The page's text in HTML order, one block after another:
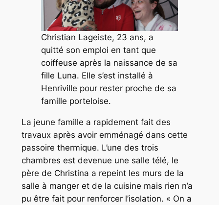
Christian Lageiste, 23 ans, a
quitté son emploi en tant que
coiffeuse après la naissance de sa
fille Luna. Elle s’est installé à
Henriville pour rester proche de sa
famille porteloise.
La jeune famille a rapidement fait des
travaux après avoir emménagé dans cette
passoire thermique. L’une des trois
chambres est devenue une salle télé, le
père de Christina a repeint les murs de la
salle à manger et de la cuisine mais rien n’a
pu être fait pour renforcer l’isolation. « On a